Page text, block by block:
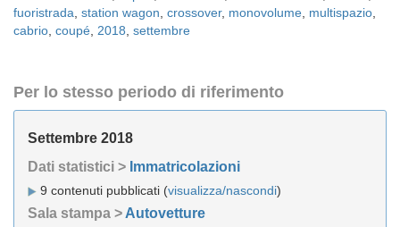
fuoristrada station wagon crossover, monovolume multispazio
cabrio coupé 2018 settembre
Per lo stesso periodo di riferimento
Settembre 2018
Dati statistici > Immatricolazioni
9 contenuti pubblicati (visualizza/nascondi)
Sala stampa > Autovetture